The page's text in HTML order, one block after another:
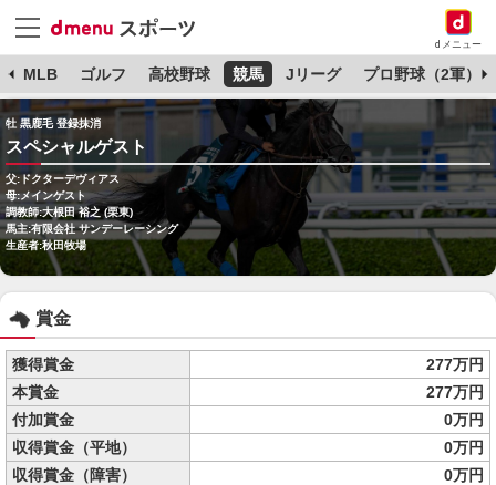
dメニュー
MLB ゴルフ 高校野球 競馬 Jリーグ プロ野球（2軍）
牡 黒鹿毛 登録抹消
スペシャルゲスト
父:ドクターデヴィアス
母:メインゲスト
調教師:大根田 裕之 (栗東)
馬主:有限会社 サンデーレーシング
生産者:秋田牧場
賞金
獲得賞金
277万円
本賞金
277万円
付加賞金
0万円
収得賞金（平地）
0万円
収得賞金（障害）
0万円